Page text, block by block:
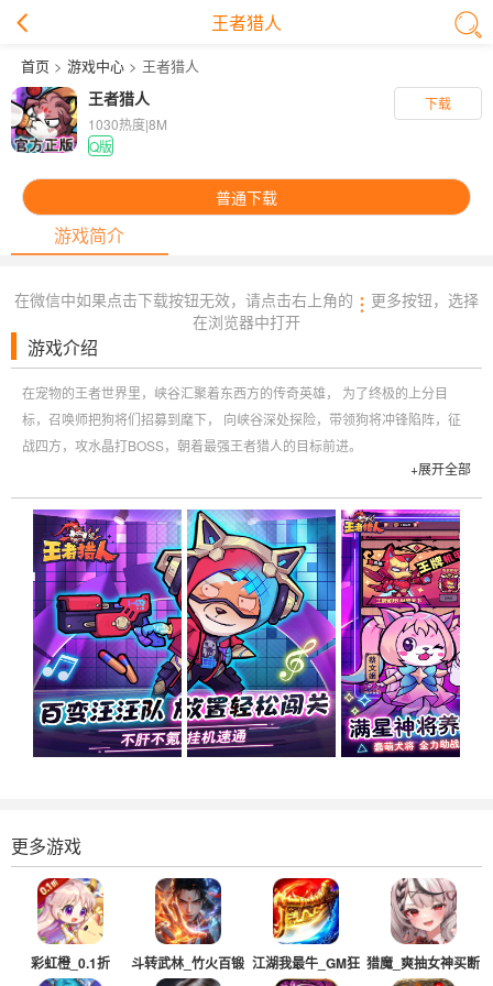
王者猎人
首页> 游戏中心> 王者猎人
下载
王者猎人
1030热度|8M
Q版
普通下载
游戏简介
在微信中如果点击下载按钮无效，请点击右上角的
更多按钮，选择
在浏览器中打开
游戏介绍
在宠物的王者世界里，峡谷汇聚着东西方的传奇英雄， 为了终极的上分目
标，召唤师把狗将们招募到麾下， 向峡谷深处探险，带领狗将冲锋陷阵，征
战四方，攻水晶打BOSS，朝着最强王者猎人的目标前进。
+展开全部
更多游戏
彩虹橙_0.1折
斗转武林_竹火百锻 江湖我最牛_GM狂 猎魔_爽抽女神买断